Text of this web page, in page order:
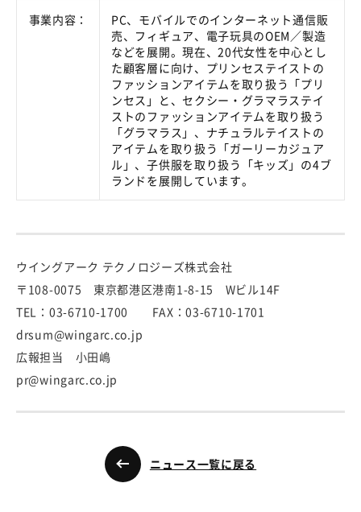
事業内容：
PC、モバイルでのインターネット通信販
売、フィギュア、電子玩具のOEM／製造
などを展開。現在、20代女性を中心とし
た顧客層に向け、プリンセステイストの
ファッションアイテムを取り扱う「プリ
ンセス」と、セクシー・グラマラステイ
ストのファッションアイテムを取り扱う
「グラマラス」、ナチュラルテイストの
アイテムを取り扱う「ガーリーカジュア
ル」、子供服を取り扱う「キッズ」の4ブ
ランドを展開しています。
ウイングアーク テクノロジーズ株式会社
〒108-0075 東京都港区港南1-8-15 Wビル14F
TEL：03-6710-1700 FAX：03-6710-1701
drsum@wingarc.co.jp
広報担当 小田嶋
pr@wingarc.co.jp
ニュース一覧に戻る